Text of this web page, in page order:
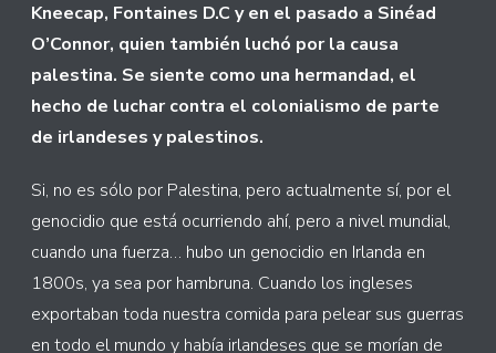
Kneecap, Fontaines D.C y en el pasado a Sinéad
O’Connor, quien también luchó por la causa
palestina. Se siente como una hermandad, el
hecho de luchar contra el colonialismo de parte
de irlandeses y palestinos.
Si, no es sólo por Palestina, pero actualmente sí, por el
genocidio que está ocurriendo ahí, pero a nivel mundial,
cuando una fuerza… hubo un genocidio en Irlanda en
1800s, ya sea por hambruna. Cuando los ingleses
exportaban toda nuestra comida para pelear sus guerras
en todo el mundo y había irlandeses que se morían de